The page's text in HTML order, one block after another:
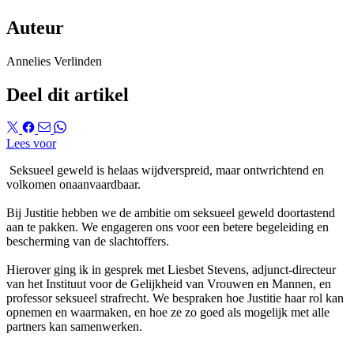
Auteur
Annelies Verlinden
Deel dit artikel
Lees voor
Seksueel geweld is helaas wijdverspreid, maar ontwrichtend en
volkomen onaanvaardbaar.
Bij Justitie hebben we de ambitie om seksueel geweld doortastend
aan te pakken. We engageren ons voor een betere begeleiding en
bescherming van de slachtoffers.
Hierover ging ik in gesprek metLiesbet Stevens, adjunct-directeur
van het Instituut voor de Gelijkheid van Vrouwen en Mannen, en
professor seksueel strafrecht. We bespraken hoe Justitie haar rol kan
opnemen en waarmaken, en hoe ze zo goed als mogelijk met alle
partners kan samenwerken.